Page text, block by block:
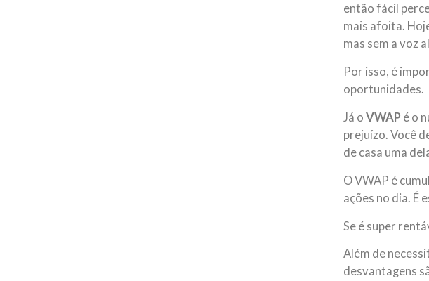
então fácil
mais afoita.
mas sem a voz
Por isso, é
oportunidades.
Já oVWAP é o
prejuízo. Você
de casa uma
O VWAP é
ações no dia. É
Se é super
Além de
desvantagens